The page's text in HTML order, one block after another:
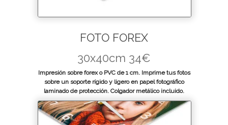
FOTO FOREX
30x40cm 34€
Impresión sobre forex o PVC de 1 cm. Imprime tus fotos
sobre un soporte rígido y ligero en papel fotográfico
laminado de protección. Colgador metálico incluido.